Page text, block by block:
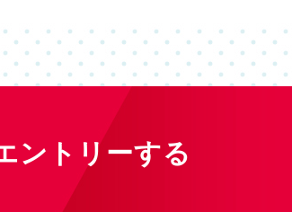
ントリーする